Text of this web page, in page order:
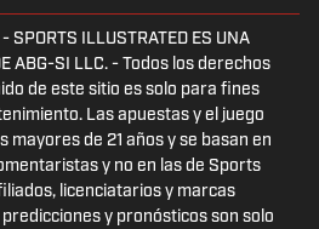
- SPORTS ILLUSTRATED ES UNA
ABG-SI LLC. - Todos los derechos
de este sitio es solo para fines
Las apuestas y el juego
mayores de 21 años y se basan en
y no en las de Sports
licenciatarios y marcas
y pronósticos son solo